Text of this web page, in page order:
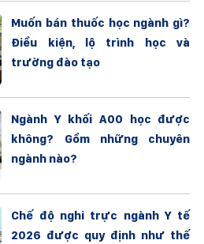
Muốn bán thuốc học ngành gì?
Điều kiện, lộ trình học và
trường đào tạo
Ngành Y khối A00 học được
không? Gồm những chuyên
ngành nào?
Chế độ nghỉ trực ngành Y tế
2026 được quy định như thế